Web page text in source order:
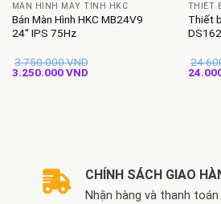
MÀN HÌNH MÁY TÍNH HKC
Bán Màn Hình HKC MB24V9
24″ IPS 75Hz
3.750.000VND
Giá
3.250.000VNDGiá
THIẾT
Thiết
Giá
CHÍNH SÁCH GIAO
Nhận hàng và thanh